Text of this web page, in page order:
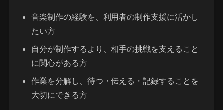
音楽制作の経験を、利用者の制作支援に活かし
たい方
自分が制作するより、相手の挑戦を支えること
に関心がある方
作業を分解し、待つ・伝える・記録することを
大切にできる方